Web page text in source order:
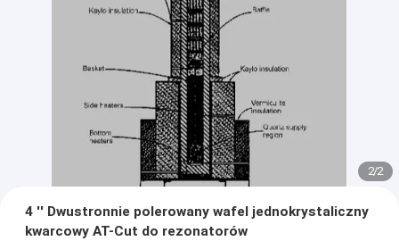
2/2
4 '' Dwustronnie polerowany wafel jednokrystaliczny
kwarcowy AT-Cut do rezonatorów